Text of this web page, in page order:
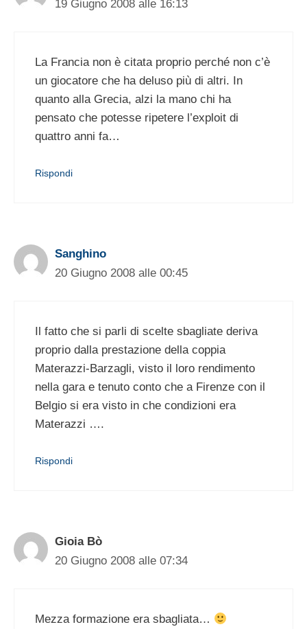
19 Giugno 2008 alle 16:13
La Francia non è citata proprio perché non c’è
un giocatore che ha deluso più di altri. In
quanto alla Grecia, alzi la mano chi ha
pensato che potesse ripetere l’exploit di
quattro anni fa…
Rispondi
Sanghino
20 Giugno 2008 alle 00:45
Il fatto che si parli di scelte sbagliate deriva
proprio dalla prestazione della coppia
Materazzi-Barzagli, visto il loro rendimento
nella gara e tenuto conto che a Firenze con il
Belgio si era visto in che condizioni era
Materazzi ….
Rispondi
Gioia Bò
20 Giugno 2008 alle 07:34
Mezza formazione era sbagliata…